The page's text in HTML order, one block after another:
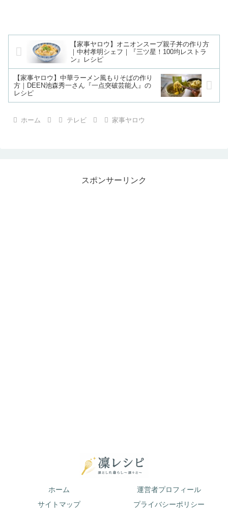
【家事ヤロウ】オニオンスープ親子丼の作り方
｜中村孝明シェフ｜『三ツ星！100均レストラ
ン』レシピ
【家事ヤロウ】中華ラーメン風もりそばの作り
方｜DEEN池森秀一さん『一点突破芸能人』の
レシピ
ホーム テレビ 家事ヤロウ
スポンサーリンク
ホーム
運営者プロフィール
サイトマップ
プライバシーポリシー